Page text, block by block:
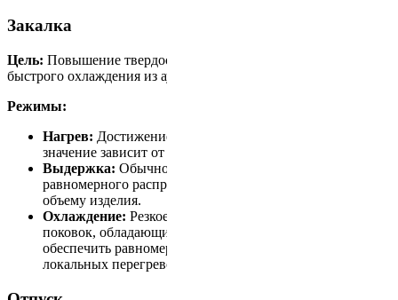
Закалка
Цель: Повышение твердости и прочности поковки за счет
быстрого охлаждения из аустенитного состояния.
Режимы:
Нагрев: Достижение температуры 900–980 °C (точное
значение зависит от марки стали).
Выдержка: Обычно от 20 до 60 минут для
равномерного распределения температуры по всему
объему изделия.
Охлаждение: Резкое охлаждение в масле или воде. Для
поковок, обладающих сложной геометрией, важно
обеспечить равномерное охлаждение, чтобы избежать
локальных перегревов и деформаций.